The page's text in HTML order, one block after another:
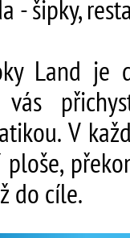
- šipky,
Land je
V
do cíle.